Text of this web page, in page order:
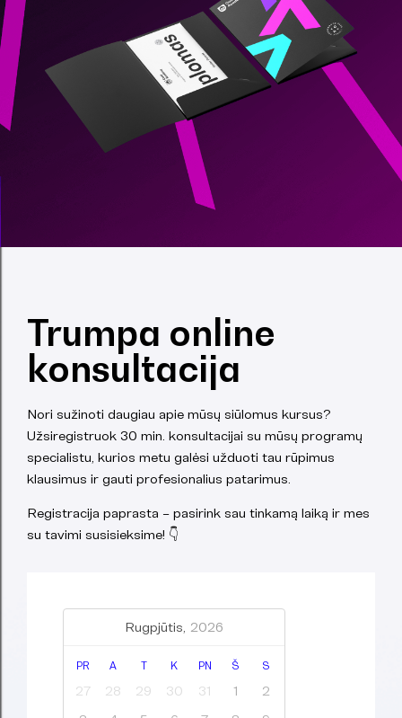
Trumpa online
konsultacija
Nori sužinoti daugiau apie mūsų siūlomus kursus?
Užsiregistruok 30 min. konsultacijai su mūsų programų
specialistu, kurios metu galėsi užduoti tau rūpimus
klausimus ir gauti profesionalius patarimus.
Registracija paprasta – pasirink sau tinkamą laiką ir mes
su tavimi susisieksime! 👇
Rugpjūtis, 2026
PR A T K PN Š S
27 28 29 30 31 1
2